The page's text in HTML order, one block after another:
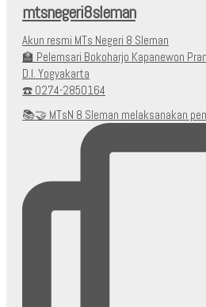
mtsnegeri8sleman
Akun resmi MTs Negeri 8 Sleman
🏫 Pelemsari Bokoharjo Kapanewon
D.I. Yogyakarta
☎️ 0274-2850164
📚🤝 MTsN 8 Sleman melaksanakan